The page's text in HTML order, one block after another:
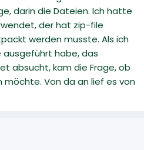
darin die Dateien. Ich hatte
der hat zip-file
werden musste. Als ich
ausgeführt habe, das
absucht, kam die Frage, ob
möchte. Von da an lief es von